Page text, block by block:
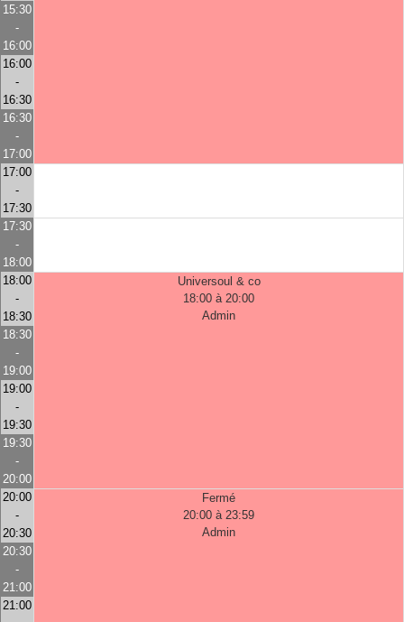
15:30
-
16:00
16:00
-
16:30
16:30
-
17:00
17:00
-
17:30
17:30
-
18:00
18:00
-
18:30
Universoul & co
18:00 à 20:00
Admin
18:30
-
19:00
19:00
-
19:30
19:30
-
20:00
20:00
-
20:30
Fermé
20:00 à 23:59
Admin
20:30
-
21:00
21:00